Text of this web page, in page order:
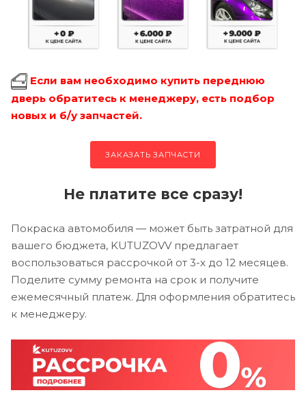
Если вам необходимо купить переднюю
дверь обратитесь к менеджеру, есть подбор
новых и б/у запчастей.
ЗАКАЗАТЬ ЗАПЧАСТИ
Не платите все сразу!
Покраска автомобиля — может быть затратной для
вашего бюджета, KUTUZOVV предлагает
воспользоваться рассрочкой от 3-х до 12 месяцев.
Поделите сумму ремонта на срок и получите
ежемесячный платеж. Для оформления обратитесь
к менеджеру.